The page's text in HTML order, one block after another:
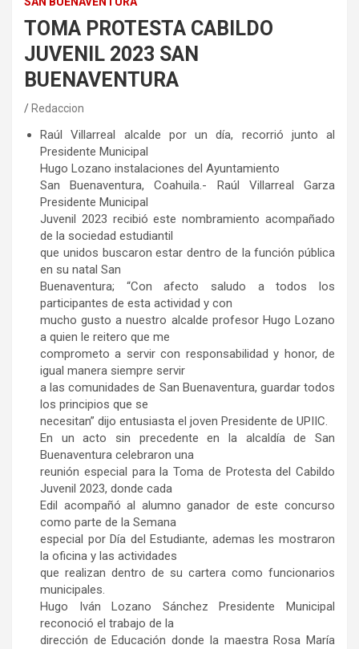
TOMA PROTESTA CABILDO
JUVENIL 2023 SAN
BUENAVENTURA
Redaccion
Raúl Villarreal alcalde por un día, recorrió junto al
Presidente Municipal
Hugo Lozano instalaciones del Ayuntamiento
San Buenaventura, Coahuila.- Raúl Villarreal Garza
Presidente Municipal
Juvenil 2023 recibió este nombramiento acompañado
de la sociedad estudiantil
que unidos buscaron estar dentro de la función pública
en su natal San
Buenaventura; “Con afecto saludo a todos los
participantes de esta actividad y con
mucho gusto a nuestro alcalde profesor Hugo Lozano
a quien le reitero que me
comprometo a servir con responsabilidad y honor, de
igual manera siempre servir
a las comunidades de San Buenaventura, guardar todos
los principios que se
necesitan” dijo entusiasta el joven Presidente de UPIIC.
En un acto sin precedente en la alcaldía de San
Buenaventura celebraron una
reunión especial para la Toma de Protesta del Cabildo
Juvenil 2023, donde cada
Edil acompañó al alumno ganador de este concurso
como parte de la Semana
especial por Día del Estudiante, ademas les mostraron
la oficina y las actividades
que realizan dentro de su cartera como funcionarios
municipales.
Hugo Iván Lozano Sánchez Presidente Municipal
reconoció el trabajo de la
dirección de Educación donde la maestra Rosa María